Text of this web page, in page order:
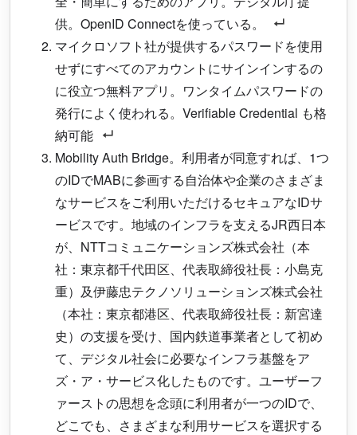
供。OpenID Connectを使っている。
マイクロソフト社が提供するパスワードを使用
せずにすべてのアカウントにサインインするの
に役立つ無料アプリ。ワンタイムパスワードの
発行によく使われる。Verifiable Credential も格
納可能
Mobility Auth Bridge。利用者が同意すれば、1つ
のIDでMABに参画する自治体や企業のさまざま
なサービスをご利用いただけるセキュアなIDサ
ービスです。地域のインフラを支えるJR西日本
が、NTTコミュニケーションズ株式会社（本
社：東京都千代田区、代表取締役社長：小島克
重）及伊藤忠テクノソリューションズ株式会社
（本社：東京都港区、代表取締役社長：新宮達
史）の支援を受け、国内鉄道事業者として初め
て、デジタル社会に必要なインフラ基盤をア
ズ・ア・サービス化したものです。ユーザーフ
ァーストの思想を念頭に利用者が一つのIDで、
どこでも、さまざまな利用サービスを選択する